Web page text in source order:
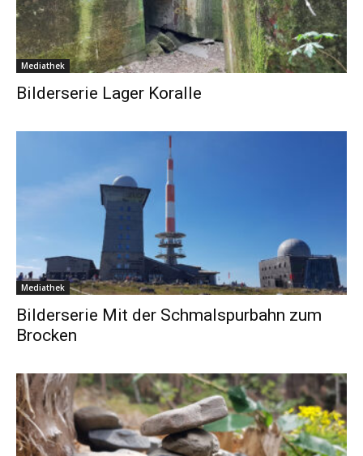
Mediathek
Bilderserie Lager Koralle
Mediathek
Bilderserie Mit der Schmalspurbahn zum
Brocken